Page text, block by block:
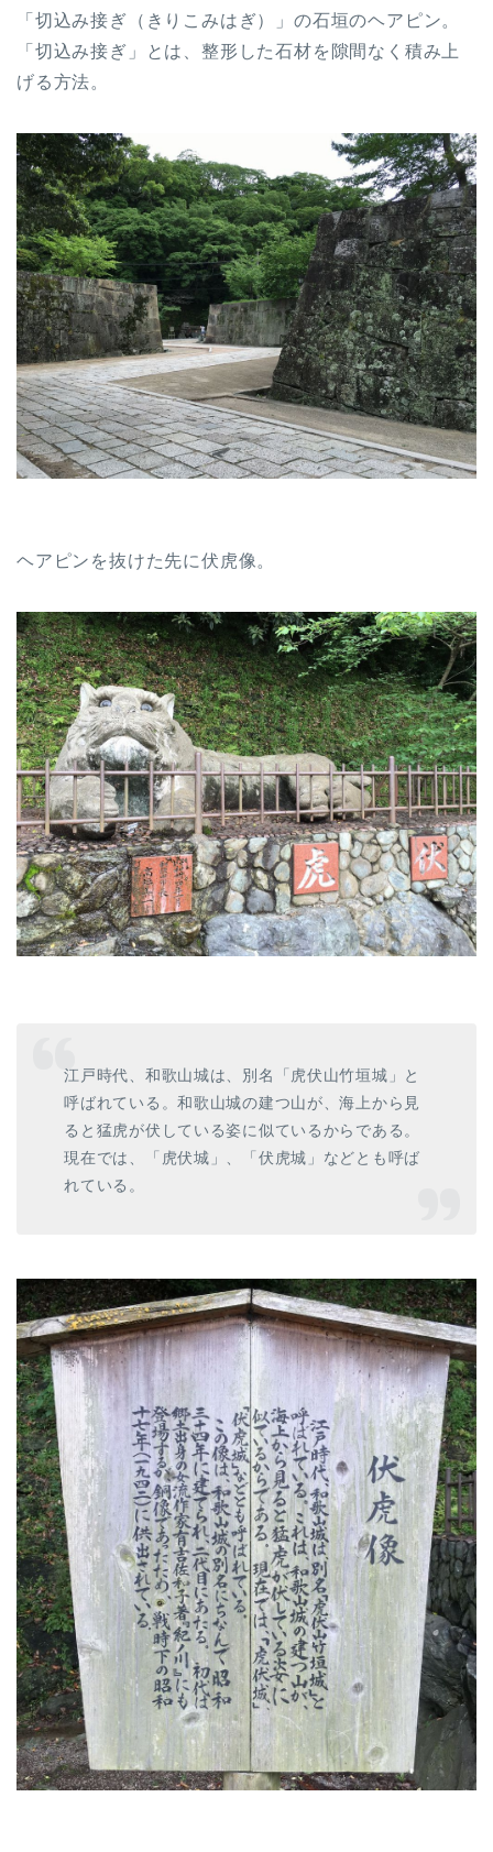
「切込み接ぎ（きりこみはぎ）」の石垣のヘアピン。
「切込み接ぎ」とは、整形した石材を隙間なく積み上
げる方法。
ヘアピンを抜けた先に伏虎像。
江戸時代、和歌山城は、別名「虎伏山竹垣城」と
呼ばれている。和歌山城の建つ山が、海上から見
ると猛虎が伏している姿に似ているからである。
現在では、「虎伏城」、「伏虎城」などとも呼ば
れている。